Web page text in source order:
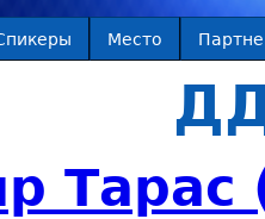
Место
Тарас